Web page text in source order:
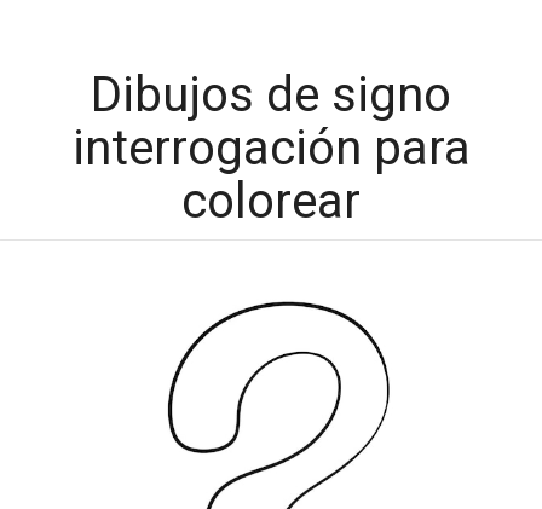
Dibujos de signo
interrogación para
colorear